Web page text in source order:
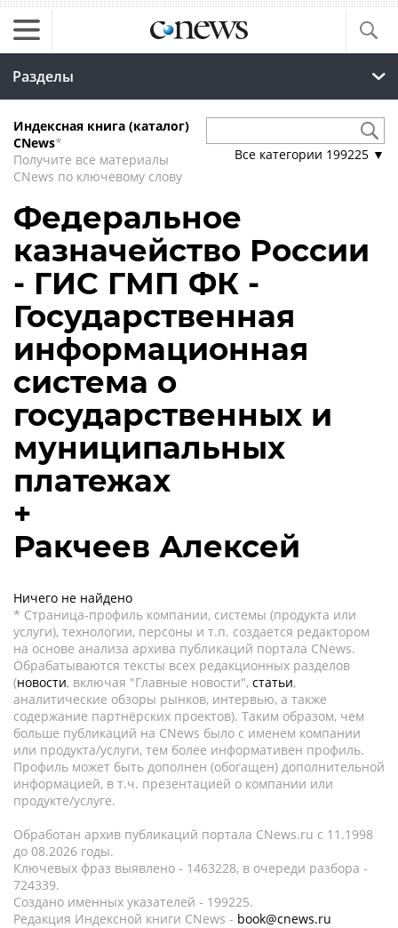
Разделы
Индексная книга (каталог)
CNews*
Получите все материалы
CNews по ключевому слову
Все категории 199225 ▼
Федеральное
казначейство России
- ГИС ГМП ФК -
Государственная
информационная
система о
государственных и
муниципальных
платежах
+
Ракчеев Алексей
Ничего не найдено
* Страница-профиль компании, системы (продукта или
услуги), технологии, персоны и т.п. создается редактором
на основе анализа архива публикаций портала CNews.
Обрабатываются тексты всех редакционных разделов
(новости, включая "Главные новости", статьи,
аналитические обзоры рынков, интервью, а также
содержание партнёрских проектов). Таким образом, чем
больше публикаций на CNews было с именем компании
или продукта/услуги, тем более информативен профиль.
Профиль может быть дополнен (обогащен) дополнительной
информацией, в т.ч. презентацией о компании или
продукте/услуге.
Обработан архив публикаций портала CNews.ru c 11.1998
до 08.2026 годы.
Ключевых фраз выявлено - 1463228, в очереди разбора -
724339.
Создано именных указателей - 199225.
Редакция Индексной книги CNews - book@cnews.ru